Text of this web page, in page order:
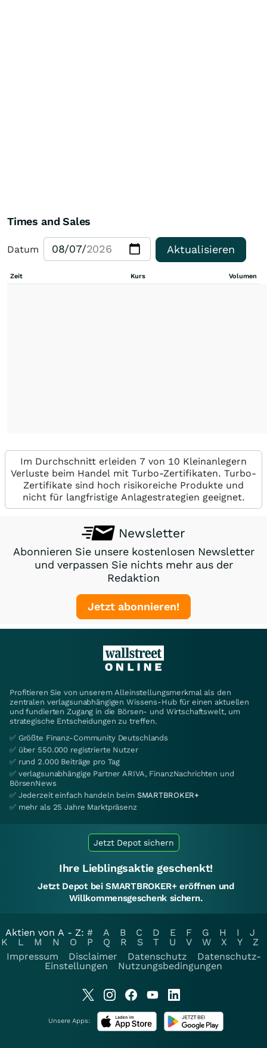
Times and Sales
Datum Aktualisieren
Zeit Kurs Volumen
Im Durchschnitt erleiden 7 von 10 Kleinanlegern
Verluste beim Handel mit Turbo-Zertifikaten. Turbo-
Zertifikate sind hoch risikoreiche Produkte und
nicht für langfristige Anlagestrategien geeignet.
Newsletter
Abonnieren Sie unsere kostenlosen Newsletter
und verpassen Sie nichts mehr aus der
Redaktion
Jetzt abonnieren!
Profitieren Sie von unserem Alleinstellungsmerkmal als den
zentralen verlagsunabhängigen Wissens-Hub für einen aktuellen
und fundierten Zugang in die Börsen- und Wirtschaftswelt, um
strategische Entscheidungen zu treffen.
✅ Größte Finanz-Community Deutschlands
✅ über 550.000 registrierte Nutzer
✅ rund 2.000 Beiträge pro Tag
✅ verlagsunabhängige Partner ARIVA, FinanzNachrichten und
BörsenNews
✅ Jederzeit einfach handeln beim SMARTBROKER+
✅ mehr als 25 Jahre Marktpräsenz
Jetzt Depot sichern
Ihre Lieblingsaktie geschenkt!
Jetzt Depot bei SMARTBROKER+ eröffnen und
Willkommensgeschenk sichern.
Aktien von A - Z: # A B C D E F G H I
J
K
L M N O P Q R S T U V W X Y
Z
Impressum
Disclaimer Datenschutz
Datenschutz-
Einstellungen
Nutzungsbedingungen
Unsere Apps: